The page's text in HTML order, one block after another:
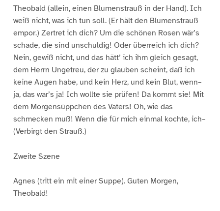
Theobald (allein, einen Blumenstrauß in der Hand). Ich
weiß nicht, was ich tun soll. (Er hält den Blumenstrauß
empor.) Zertret ich dich? Um die schönen Rosen wär’s
schade, die sind unschuldig! Oder überreich ich dich?
Nein, gewiß nicht, und das hätt’ ich ihm gleich gesagt,
dem Herrn Ungetreu, der zu glauben scheint, daß ich
keine Augen habe, und kein Herz, und kein Blut, wenn–
ja, das war’s ja! Ich wollte sie prüfen! Da kommt sie! Mit
dem Morgensüppchen des Vaters! Oh, wie das
schmecken muß! Wenn die für mich einmal kochte, ich–
(Verbirgt den Strauß.)
Zweite Szene
Agnes (tritt ein mit einer Suppe). Guten Morgen,
Theobald!